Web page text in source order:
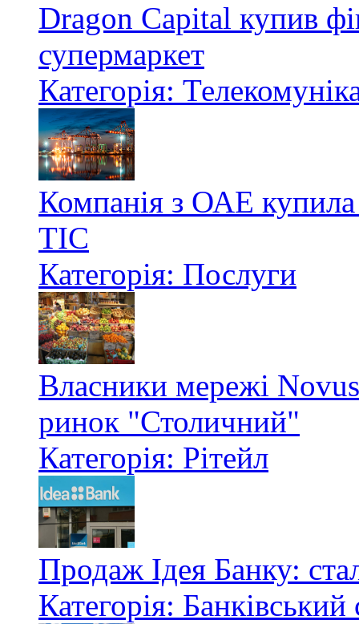
Dragon Capital купив
супермаркет
Категорія:
Компанія з ОАЕ
ТІС
Категорія: Послуги
Власники мережі
ринок "Столичний"
Категорія: Рітейл
Продаж Ідея Банку:
Категорія: Банківський